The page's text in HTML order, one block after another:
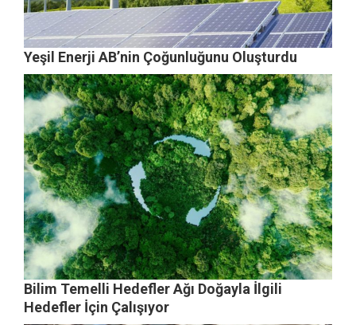
Yeşil Enerji AB’nin Çoğunluğunu Oluşturdu
Bilim Temelli Hedefler Ağı Doğayla İlgili
Hedefler İçin Çalışıyor